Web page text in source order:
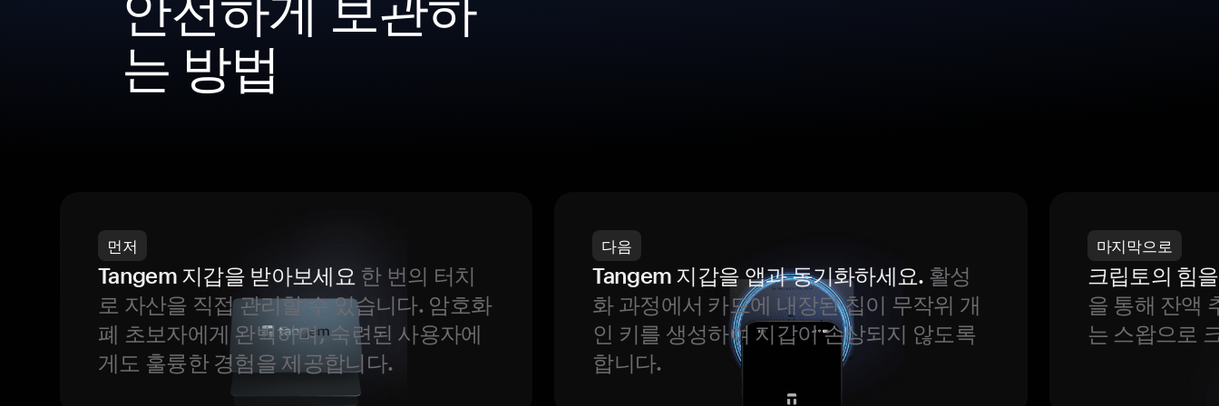
는 방법
먼저
Tangem 지갑을 받아보세요 한 번의 터치
로 자산을 직접 관리할 수 있습니다. 암호화
폐 초보자에게 완벽하며, 숙련된 사용자에
게도 훌륭한 경험을 제공합니다.
다음
Tangem 지갑을 앱과 동기화하세요. 활성
화 과정에서 카드에 내장된 칩이 무작위 개
인 키를 생성하여 지갑이 손상되지 않도록
합니다.
마지막으로
크립토의 힘
을 통해 잔액
는 스왑으로